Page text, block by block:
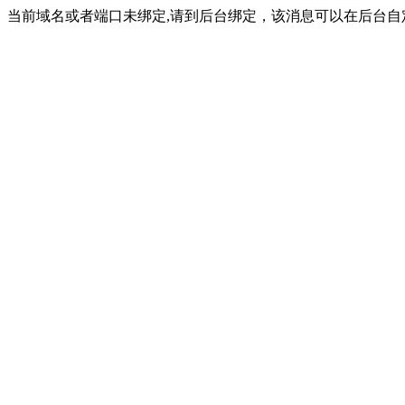
当前域名或者端口未绑定,请到后台绑定，该消息可以在后台自